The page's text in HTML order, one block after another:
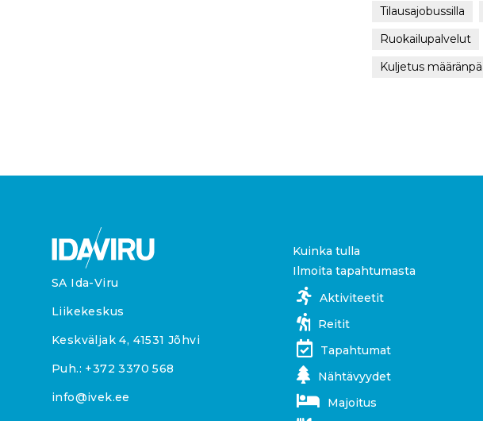
Tilausajobussilla
Ruokailupalvelut
Kuljetus
SA Ida-Viru
Liikekeskus
Keskväljak 4, 41531 Jõhvi
Puh.: +372 3370 568
info@ivek.ee
Kuinka tulla
Ilmoita tapahtumasta
Aktiviteetit
Reitit
Tapahtumat
Nähtävyydet
Majoitus